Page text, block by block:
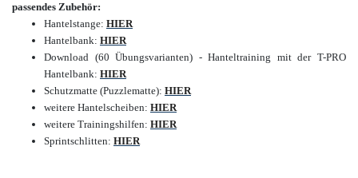
passendes Zubehör:
Hantelstange: HIER
Hantelbank: HIER
Download (60 Übungsvarianten) - Hanteltraining mit der T-PRO
Hantelbank: HIER
Schutzmatte (Puzzlematte): HIER
weitere Hantelscheiben: HIER
weitere Trainingshilfen: HIER
Sprintschlitten: HIER